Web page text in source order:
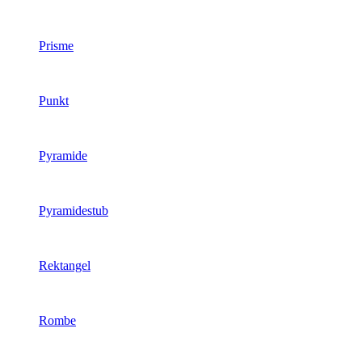
Prisme
Punkt
Pyramide
Pyramidestub
Rektangel
Rombe